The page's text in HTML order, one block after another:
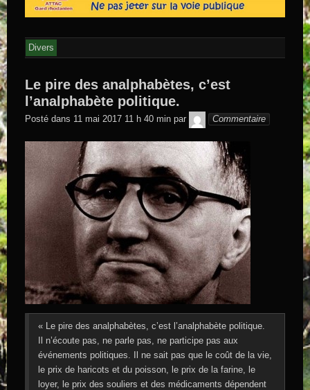
Divers
Le pire des analphabètes, c’est
l’analphabète politique.
Posté dans 11 mai 2017 11 h 40 min par
GEGE DE
SAINTAND
Commentaire
« Le pire des analphabètes, c’est l’analphabète politique.
Il n’écoute pas, ne parle pas, ne participe pas aux
événements politiques. Il ne sait pas que le coût de la vie,
le prix de haricots et du poisson, le prix de la farine, le
loyer, le prix des souliers et des médicaments dépendent